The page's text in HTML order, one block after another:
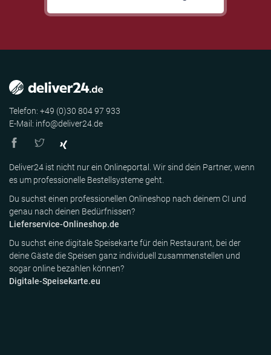
Telefon: +49 (0)30 804 97 933
E-Mail: info@deliver24.de
Deliver24 ist nicht nur ein Onlineportal. Wir sind dein Partner, wenn
es um professionelle Bestellsysteme geht.
Du suchst einen professionellen Onlineshop nach deinem CI und
genau nach deinen Bedürfnissen?
Lieferservice-Onlineshop.de
Du suchst eine digitale Speisekarte für dein Restaurant, bei der
deine Gäste die Speisen ganz individuell zusammenstellen und
sogar online bezahlen können?
Digitale-Speisekarte.eu